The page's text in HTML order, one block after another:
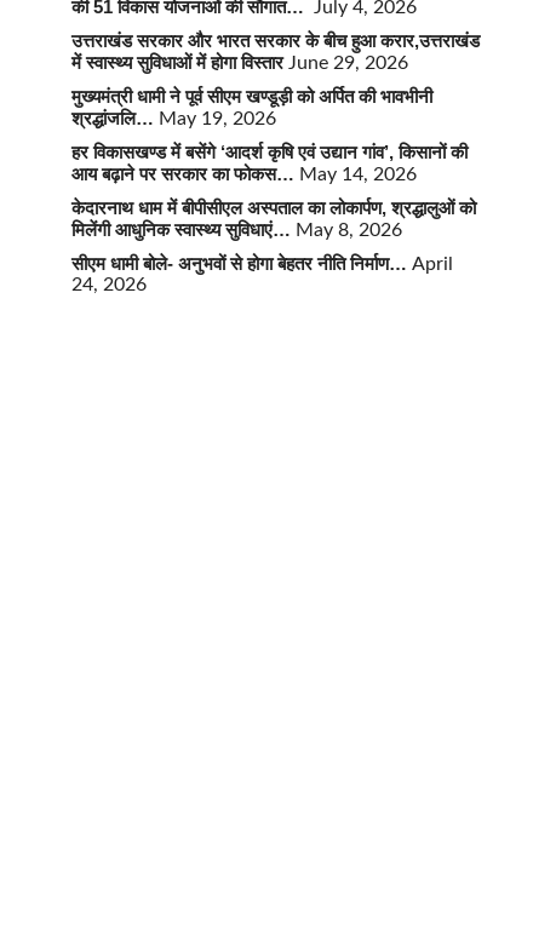
की 51 विकास योजनाओं की सौगात… July 4, 2026
उत्तराखंड सरकार और भारत सरकार के बीच हुआ करार,उत्तराखंड
में स्वास्थ्य सुविधाओं में होगा विस्तार June 29, 2026
मुख्यमंत्री धामी ने पूर्व सीएम खण्डूड़ी को अर्पित की भावभीनी
श्रद्धांजलि… May 19, 2026
हर विकासखण्ड में बसेंगे ‘आदर्श कृषि एवं उद्यान गांव’, किसानों की
आय बढ़ाने पर सरकार का फोकस… May 14, 2026
केदारनाथ धाम में बीपीसीएल अस्पताल का लोकार्पण, श्रद्धालुओं को
मिलेंगी आधुनिक स्वास्थ्य सुविधाएं… May 8, 2026
सीएम धामी बोले- अनुभवों से होगा बेहतर नीति निर्माण… April
24, 2026